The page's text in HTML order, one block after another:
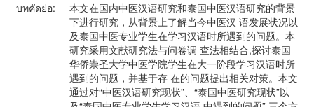
บทคัดย่อ:
本文在国内中医汉语研究和泰国中医汉语研究的背景
下进行研究，从背景上了解当今中医汉 语发展状况以
及泰国中医专业学生在学习汉语时所遇到的问题。本
研究采用文献研究法与问卷调 查法相结合,探讨泰国
华侨崇圣大学中医学院学生在大一阶段学习汉语时所
遇到的问题，并基于存 在的问题提出相关对策。本文
通过对“中医汉语研究现状”、“泰国中医研究现状”以